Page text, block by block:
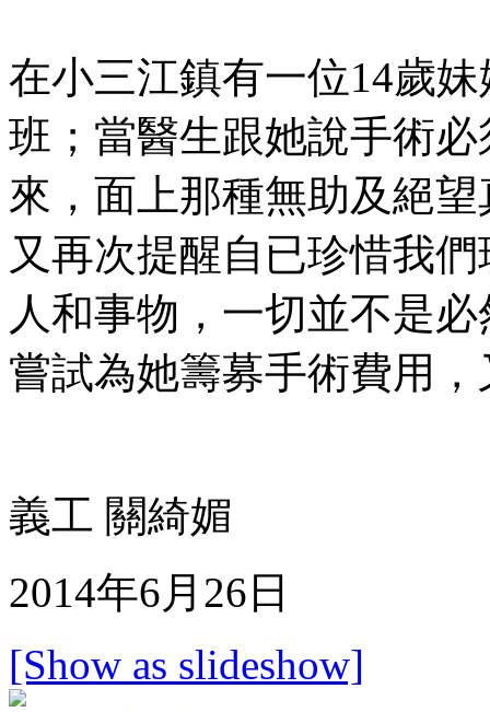
在小三江鎮有一位14歲
班；當醫生跟她說手術
來，面上那種無助及絕
又再次提醒自已珍惜我
人和事物，一切並不是
嘗試為她籌募手術費用
義工 關綺媚
2014年6月26日
[Show as slideshow]